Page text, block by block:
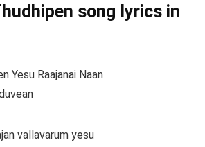
song lyrics in
Yesu Raajanai Naan
vallavarum yesu